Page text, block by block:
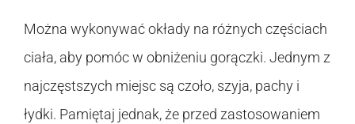
Można wykonywać okłady na różnych częściach
ciała, aby pomóc w obniżeniu gorączki. Jednym z
najczęstszych miejsc są czoło, szyja, pachy i
łydki. Pamiętaj jednak, że przed zastosowaniem